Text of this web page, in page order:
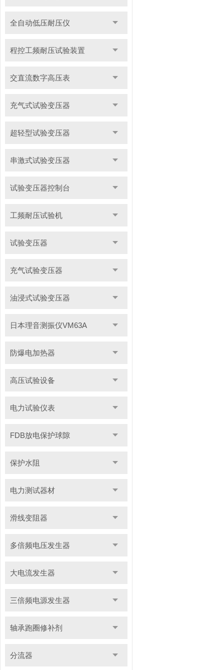
全自动低压耐压仪
程控工频耐压试验装置
交直流数字高压表
充气式试验变压器
超轻型试验变压器
串激式试验变压器
试验变压器控制台
工频耐压试验机
试验变压器
充气试验变压器
油浸式试验变压器
日本理音测振仪VM63A
防爆电加热器
高压试验设备
电力试验仪表
FDB放电保护球隙
保护水阻
电力测试器材
滑线变阻器
多倍频电压发生器
大电流发生器
三倍频电源发生器
轴承跑圈修补剂
分流器